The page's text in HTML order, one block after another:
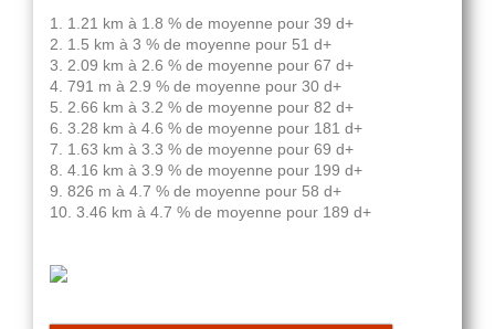
1. 1.21 km à 1.8 % de moyenne pour 39 d+
2. 1.5 km à 3 % de moyenne pour 51 d+
3. 2.09 km à 2.6 % de moyenne pour 67 d+
4. 791 m à 2.9 % de moyenne pour 30 d+
5. 2.66 km à 3.2 % de moyenne pour 82 d+
6. 3.28 km à 4.6 % de moyenne pour 181 d+
7. 1.63 km à 3.3 % de moyenne pour 69 d+
8. 4.16 km à 3.9 % de moyenne pour 199 d+
9. 826 m à 4.7 % de moyenne pour 58 d+
10. 3.46 km à 4.7 % de moyenne pour 189 d+